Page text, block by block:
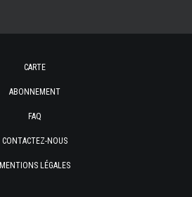
CARTE
ABONNEMENT
FAQ
CONTACTEZ-NOUS
MENTIONS LÉGALES